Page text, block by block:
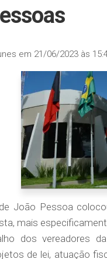
em 21/06/2023 às
João Pessoa
mais
dos vereadores
de lei, atuação